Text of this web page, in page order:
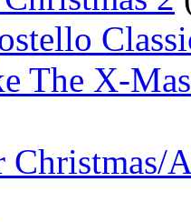
The X-
Christmas/